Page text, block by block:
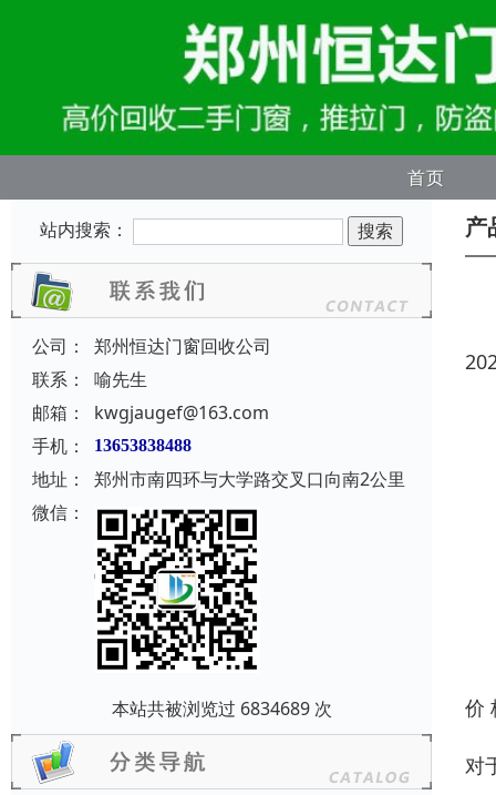
首页
站内搜索：
公司：
郑州恒达门窗回收公司
联系：
喻先生
邮箱：
kwgjaugef@163.com
手机：
13653838488
地址：
郑州市南四环与大学路交叉口向南2公里
微信：
本站共被浏览过 6834689 次
产
价
对